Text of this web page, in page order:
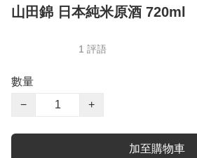
山田錦 日本純米原酒 720ml
1 評語
數量
−
+
加至購物車